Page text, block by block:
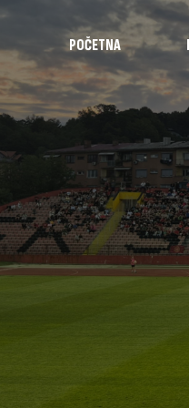
POČETNA
Utakmice
Intervjui
Highlights
Izvještaji